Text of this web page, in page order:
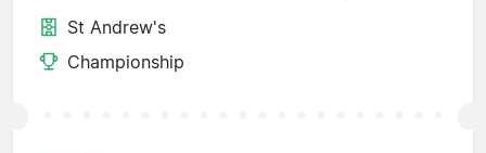
St Andrew's
Championship